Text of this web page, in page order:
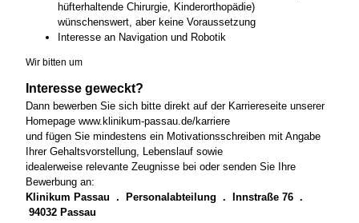
hüfterhaltende Chirurgie, Kinderorthopädie)
wünschenswert, aber keine Voraussetzung
Interesse an Navigation und Robotik
Wir bitten um
Interesse geweckt?
Dann bewerben Sie sich bitte direkt auf der Karriereseite unserer
Homepage www.klinikum-passau.de/karriere
und fügen Sie mindestens ein Motivationsschreiben mit Angabe
Ihrer Gehaltsvorstellung, Lebenslauf sowie
idealerweise relevante Zeugnisse bei oder senden Sie Ihre
Bewerbung an:
Klinikum Passau . Personalabteilung . Innstraße 76 .
94032 Passau